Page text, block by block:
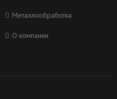
Металлообработка
О компании